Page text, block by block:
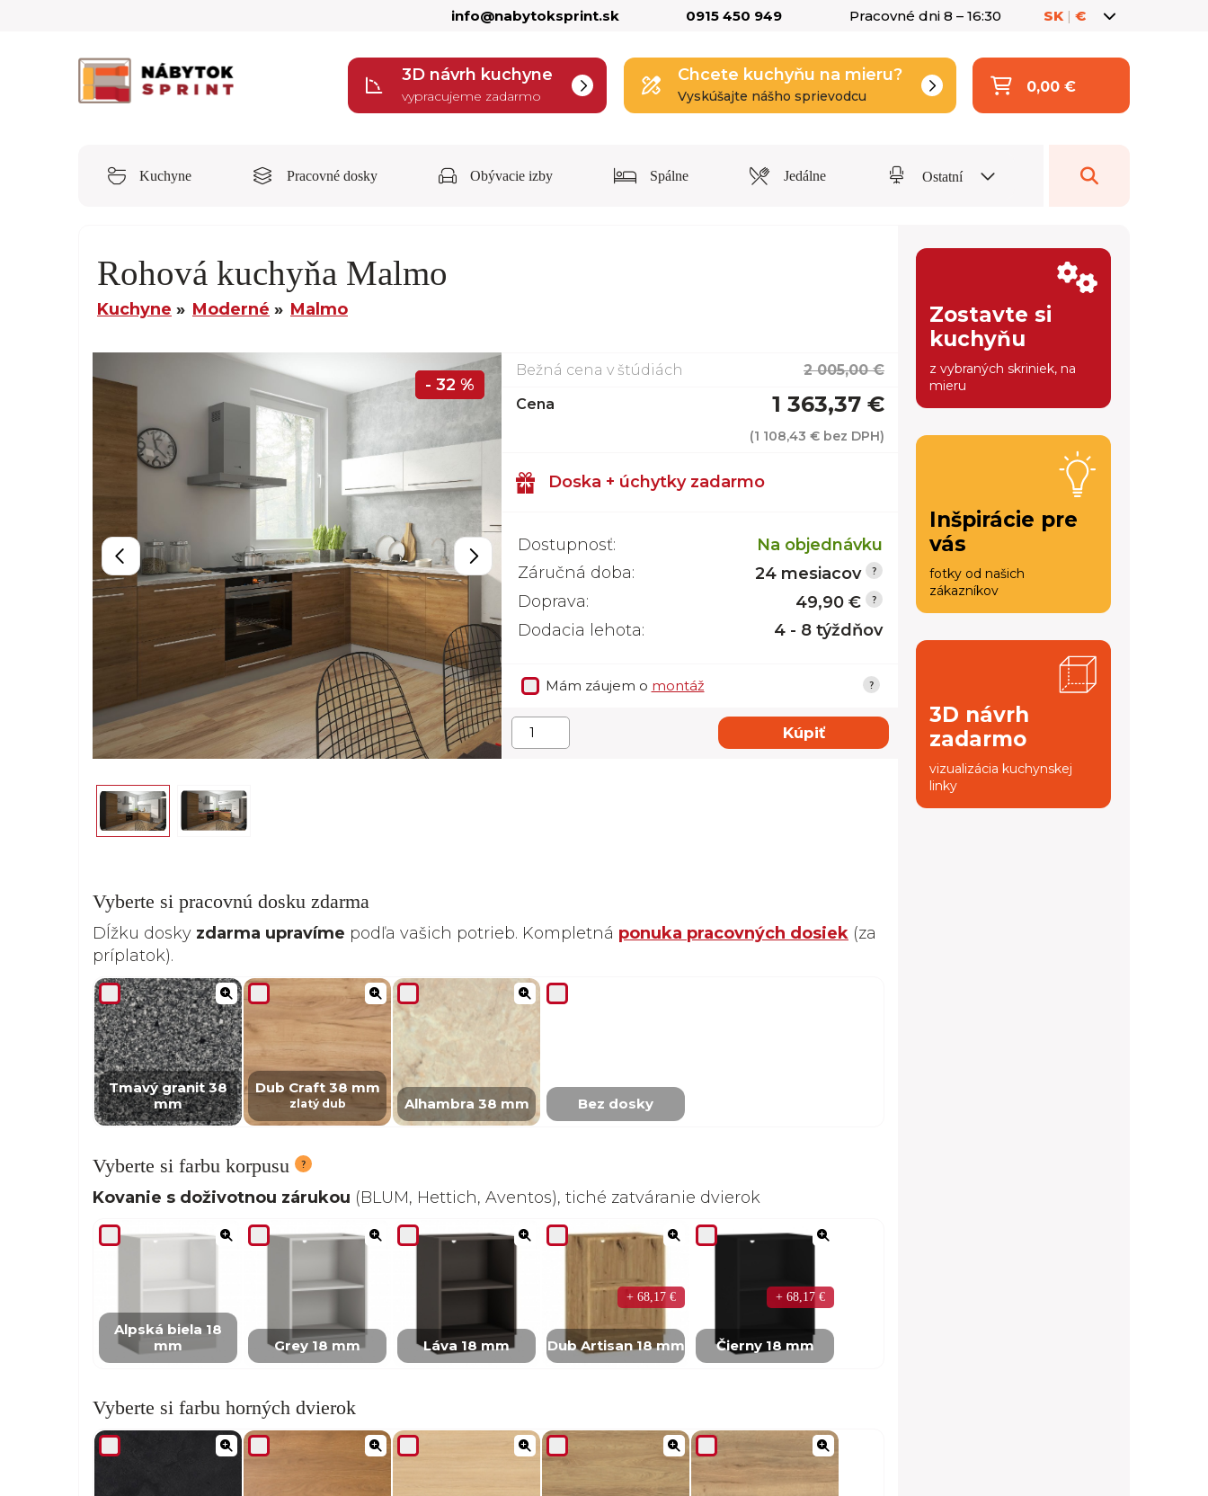
info@nabytoksprint.sk 0915 450 949 Pracovné dni 8 – 16:30 SK | €
3D návrh kuchyne
vypracujeme zadarmo
Chcete kuchyňu na mieru?
Vyskúšajte nášho sprievodcu
0,00 €
Kuchyne Pracovné dosky Obývacie izby Spálne Jedálne Ostatní
Rohová kuchyňa Malmo
Kuchyne Moderné Malmo
- 32 %
Bežná cena v štúdiách
2 005,00 €
Cena
1 363,37 €
(1 108,43 € bez DPH)
Doska + úchytky zadarmo
Dostupnosť:
Na objednávku
Záručná doba:
24 mesiacov
Doprava:
49,90 €
Dodacia lehota:
4 - 8 týždňov
Mám záujem o montáž
Kúpiť
Vyberte si pracovnú dosku zdarma
Dĺžku dosky zdarma upravíme podľa vašich potrieb. Kompletná ponuka pracovných dosiek (za
príplatok).
Tmavý granit 38
mm
Dub Craft 38 mm
zlatý dub Alhambra 38 mm Bez dosky
Vyberte si farbu korpusu
Kovanie s doživotnou zárukou (BLUM, Hettich, Aventos), tiché zatváranie dvierok
Alpská biela 18
mm
Grey 18 mm Láva 18 mm Dub Artisan 18 mm
+ 68,17 €
Čierny 18 mm
+ 68,17 €
Vyberte si farbu horných dvierok
Zostavte si
kuchyňu
z vybraných skriniek, na
mieru
Inšpirácie pre
vás
fotky od našich
zákazníkov
3D návrh
zadarmo
vizualizácia kuchynskej
linky